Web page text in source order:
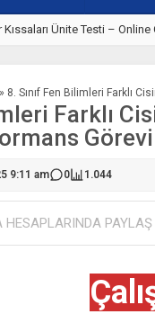
Kıssaları Ünite Testi – Online
» 8. Sınıf Fen Bilimleri Farklı
Farklı
9:11 am 0 1.044
HESAPLARINDA PAYLAŞ